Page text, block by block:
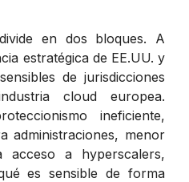
en dos bloques. A
estratégica de EE.UU. y
de jurisdicciones
cloud europea.
ineficiente,
administraciones, menor
acceso a hyperscalers,
es sensible de forma